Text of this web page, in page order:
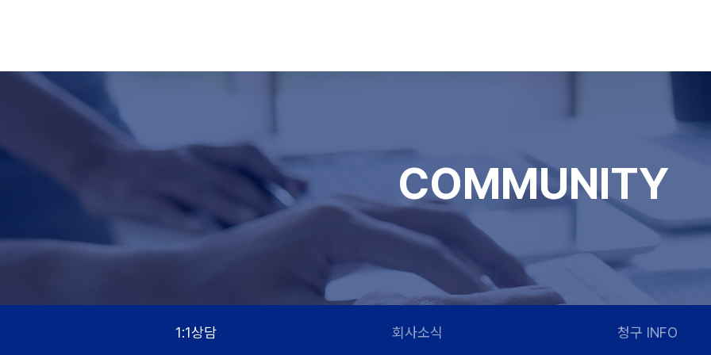
COMMUNITY
1:1상담 회사소식 청구 INFO